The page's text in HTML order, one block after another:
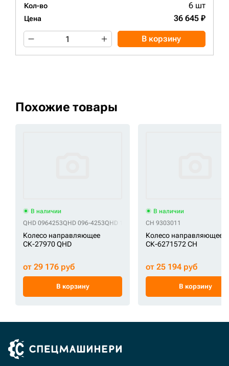
Кол-во 6 шт
Цена 36 645 ₽
В корзину
Похожие товары
В наличии
QHD 0964253QHD 096-4253QHD 1-0127 QHD 1028151
Колесо направляющее
СК-27970 QHD
от 29 176 руб
В корзину
В наличии
CH 9303011
Колесо направляющее
СК-6271572 CH
от 25 194 руб
В корзину